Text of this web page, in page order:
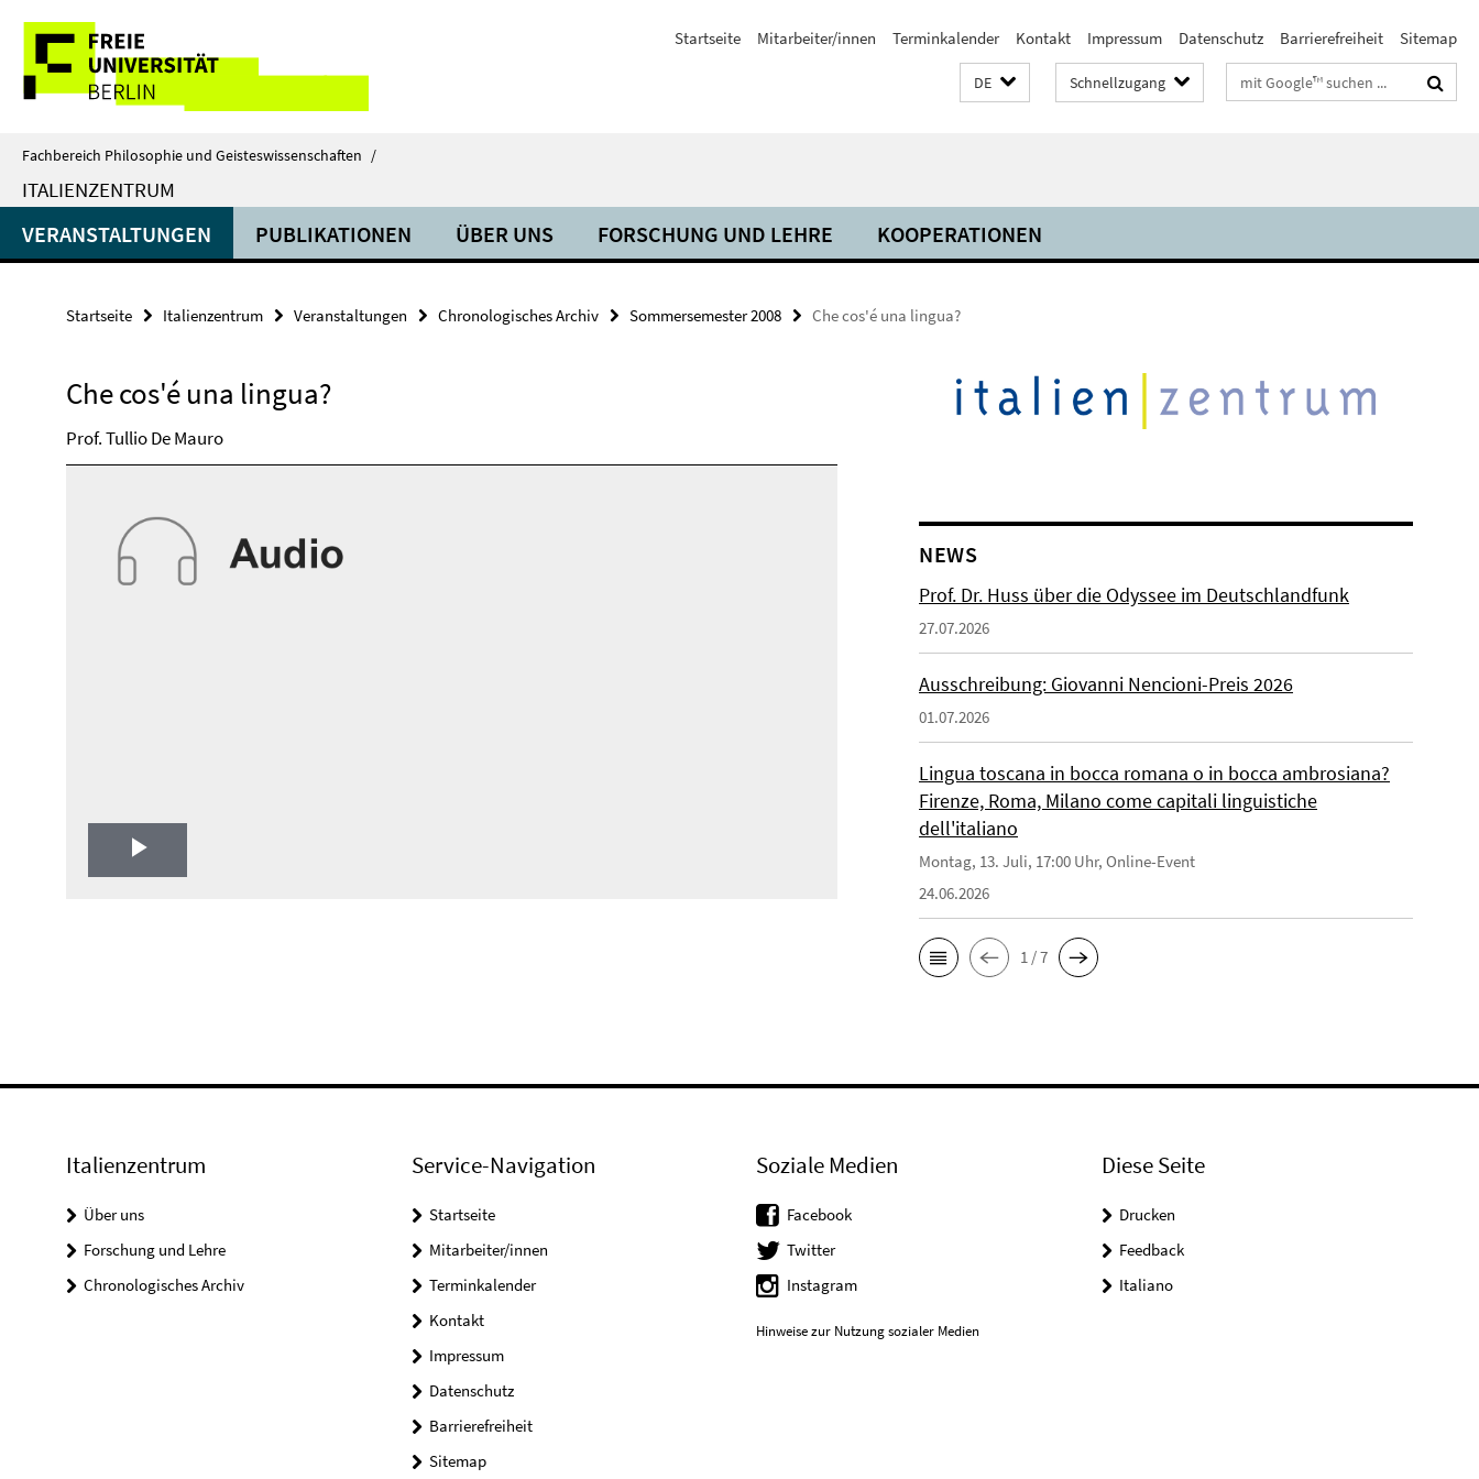
direkt
Inhalt
Service-
Navigation
Startseite Mitarbeiter/innen Terminkalender Kontakt Impressum Datenschutz Barrierefreiheit Sitemap
DE Schnellzugang Suchbegriffe
Fachbereich Philosophie und Geisteswissenschaften /
ITALIENZENTRUM
VERANSTALTUNGEN PUBLIKATIONEN ÜBER UNS FORSCHUNG UND LEHRE KOOPERATIONEN
Startseite Italienzentrum Veranstaltungen Chronologisches Archiv Sommersemester 2008 Che cos'é una lingua?
Che cos'é una lingua?
Prof. Tullio De Mauro
Play
NEWS
Prof. Dr. Huss über die Odyssee im Deutschlandfunk
27.07.2026
Ausschreibung: Giovanni Nencioni-Preis 2026
01.07.2026
Lingua toscana in bocca romana o in bocca ambrosiana?
Firenze, Roma, Milano come capitali linguistiche
dell'italiano
Montag, 13. Juli, 17:00 Uhr, Online-Event
24.06.2026
1 / 7
Italienzentrum
Über uns
Forschung und Lehre
Chronologisches Archiv
Service-Navigation
Startseite
Mitarbeiter/innen
Terminkalender
Kontakt
Impressum
Datenschutz
Barrierefreiheit
Sitemap
Soziale Medien
Facebook
Twitter
Instagram
Hinweise zur Nutzung sozialer Medien
Diese Seite
Drucken
Feedback
Italiano